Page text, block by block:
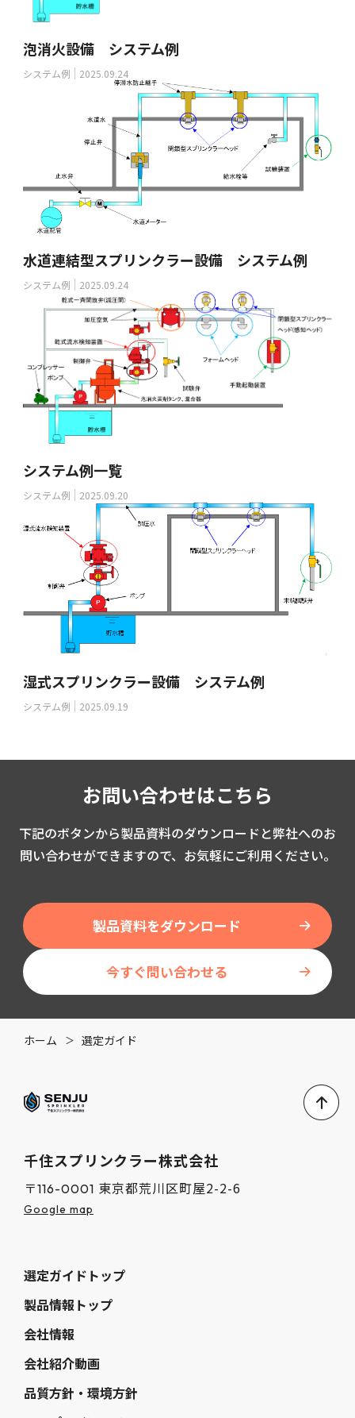
泡消火設備 システム例
システム例 2025.09.24
水道連結型スプリンクラー設備 システム例
システム例 2025.09.24
システム例一覧
システム例 2025.09.20
湿式スプリンクラー設備 システム例
システム例 2025.09.19
お問い合わせはこちら
下記のボタンから製品資料のダウンロードと弊社へのお
問い合わせができますので、お気軽にご利用ください。
製品資料をダウンロード
今すぐ問い合わせる
ホーム 選定ガイド
千住スプリンクラー株式会社
〒116-0001 東京都荒川区町屋2-2-6
Google map
選定ガイドトップ
製品情報トップ
会社情報
会社紹介動画
品質方針・環境方針